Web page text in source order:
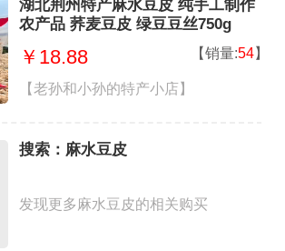
湖北荆州特产麻水豆皮 纯手工制作
农产品 荞麦豆皮 绿豆豆丝750g
￥18.88 【销量:54】
【老孙和小孙的特产小店】
搜索：麻水豆皮
发现更多麻水豆皮的相关购买